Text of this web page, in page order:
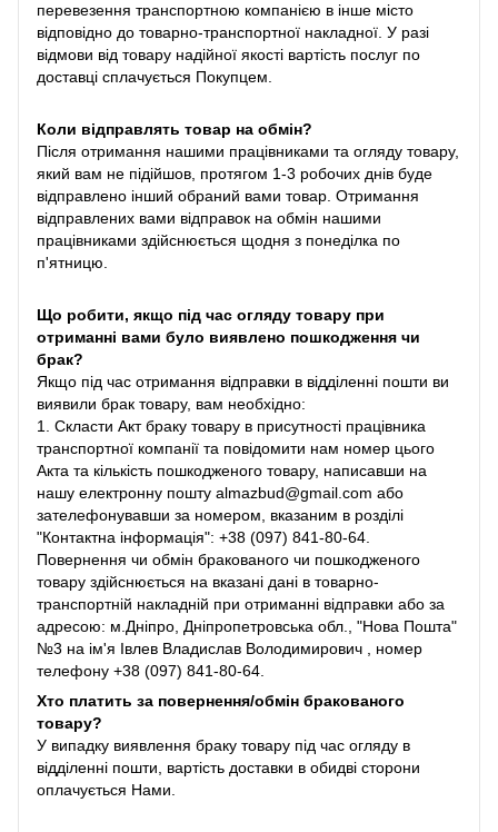
перевезення транспортною компанією в інше місто
відповідно до товарно-транспортної накладної. У разі
відмови від товару надійної якості вартість послуг по
доставці сплачується Покупцем.
Коли відправлять товар на обмін?
Після отримання нашими працівниками та огляду товару,
який вам не підійшов, протягом 1-3 робочих днів буде
відправлено інший обраний вами товар. Отримання
відправлених вами відправок на обмін нашими
працівниками здійснюється щодня з понеділка по
п'ятницю.
Що робити, якщо під час огляду товару при
отриманні вами було виявлено пошкодження чи
брак?
Якщо під час отримання відправки в відділенні пошти ви
виявили брак товару, вам необхідно:
1. Скласти Акт браку товару в присутності працівника
транспортної компанії та повідомити нам номер цього
Акта та кількість пошкодженого товару, написавши на
нашу електронну пошту almazbud@gmail.com або
зателефонувавши за номером, вказаним в розділі
"Контактна інформація": +38 (097) 841-80-64.
Повернення чи обмін бракованого чи пошкодженого
товару здійснюється на вказані дані в товарно-
транспортній накладній при отриманні відправки або за
адресою: м.Дніпро, Дніпропетровська обл., "Нова Пошта"
№3 на ім'я Івлев Владислав Володимирович , номер
телефону +38 (097) 841-80-64.
Хто платить за повернення/обмін бракованого
товару?
У випадку виявлення браку товару під час огляду в
відділенні пошти, вартість доставки в обидві сторони
оплачується Нами.